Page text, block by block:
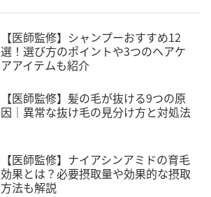
【医師監修】シャンプーおすすめ12
選！選び方のポイントや3つのヘアケ
アアイテムも紹介
【医師監修】髪の毛が抜ける9つの原
因｜異常な抜け毛の見分け方と対処法
【医師監修】ナイアシンアミドの育毛
効果とは？必要摂取量や効果的な摂取
方法も解説